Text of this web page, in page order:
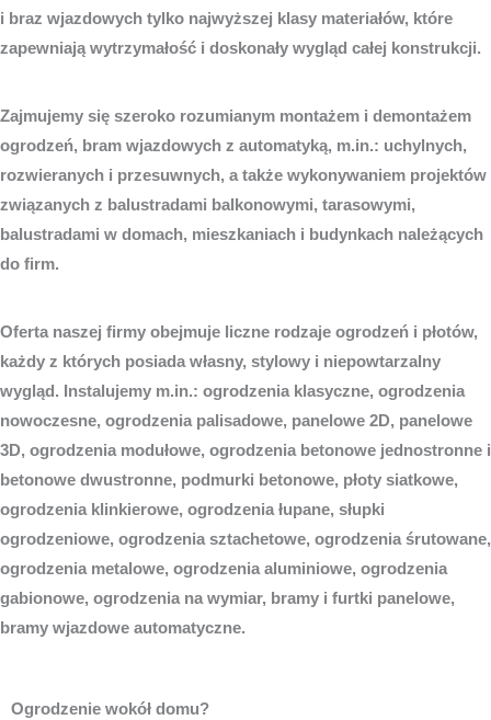
i braz wjazdowych tylko najwyższej klasy materiałów, które
zapewniają wytrzymałość i doskonały wygląd całej konstrukcji.
Zajmujemy się szeroko rozumianym montażem i demontażem
ogrodzeń, bram wjazdowych z automatyką, m.in.: uchylnych,
rozwieranych i przesuwnych, a także wykonywaniem projektów
związanych z balustradami balkonowymi, tarasowymi,
balustradami w domach, mieszkaniach i budynkach należących
do firm.
Oferta naszej firmy obejmuje liczne rodzaje ogrodzeń i płotów,
każdy z których posiada własny, stylowy i niepowtarzalny
wygląd. Instalujemy m.in.: ogrodzenia klasyczne, ogrodzenia
nowoczesne, ogrodzenia palisadowe, panelowe 2D, panelowe
3D, ogrodzenia modułowe, ogrodzenia betonowe jednostronne i
betonowe dwustronne, podmurki betonowe, płoty siatkowe,
ogrodzenia klinkierowe, ogrodzenia łupane, słupki
ogrodzeniowe, ogrodzenia sztachetowe, ogrodzenia śrutowane,
ogrodzenia metalowe, ogrodzenia aluminiowe, ogrodzenia
gabionowe, ogrodzenia na wymiar, bramy i furtki panelowe,
bramy wjazdowe automatyczne.
Ogrodzenie wokół domu?